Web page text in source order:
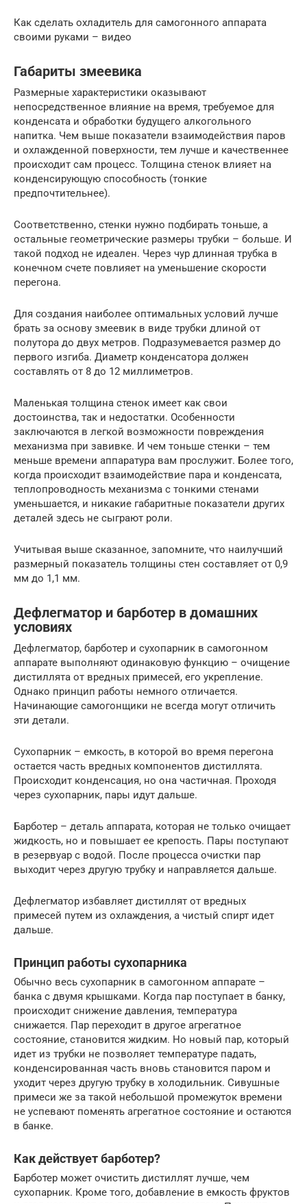
Как сделать охладитель для самогонного аппарата
своими руками – видео
Габариты змеевика
Размерные характеристики оказывают
непосредственное влияние на время, требуемое для
конденсата и обработки будущего алкогольного
напитка. Чем выше показатели взаимодействия паров
и охлажденной поверхности, тем лучше и качественнее
происходит сам процесс. Толщина стенок влияет на
конденсирующую способность (тонкие
предпочтительнее).
Соответственно, стенки нужно подбирать тоньше, а
остальные геометрические размеры трубки – больше. И
такой подход не идеален. Через чур длинная трубка в
конечном счете повлияет на уменьшение скорости
перегона.
Для создания наиболее оптимальных условий лучше
брать за основу змеевик в виде трубки длиной от
полутора до двух метров. Подразумевается размер до
первого изгиба. Диаметр конденсатора должен
составлять от 8 до 12 миллиметров.
Маленькая толщина стенок имеет как свои
достоинства, так и недостатки. Особенности
заключаются в легкой возможности повреждения
механизма при завивке. И чем тоньше стенки – тем
меньше времени аппаратура вам прослужит. Более того,
когда происходит взаимодействие пара и конденсата,
теплопроводность механизма с тонкими стенами
уменьшается, и никакие габаритные показатели других
деталей здесь не сыграют роли.
Учитывая выше сказанное, запомните, что наилучший
размерный показатель толщины стен составляет от 0,9
мм до 1,1 мм.
Дефлегматор и барботер в домашних
условиях
Дефлегматор, барботер и сухопарник в самогонном
аппарате выполняют одинаковую функцию – очищение
дистиллята от вредных примесей, его укрепление.
Однако принцип работы немного отличается.
Начинающие самогонщики не всегда могут отличить
эти детали.
Сухопарник – емкость, в которой во время перегона
остается часть вредных компонентов дистиллята.
Происходит конденсация, но она частичная. Проходя
через сухопарник, пары идут дальше.
Барботер – деталь аппарата, которая не только очищает
жидкость, но и повышает ее крепость. Пары поступают
в резервуар с водой. После процесса очистки пар
выходит через другую трубку и направляется дальше.
Дефлегматор избавляет дистиллят от вредных
примесей путем из охлаждения, а чистый спирт идет
дальше.
Принцип работы сухопарника
Обычно весь сухопарник в самогонном аппарате –
банка с двумя крышками. Когда пар поступает в банку,
происходит снижение давления, температура
снижается. Пар переходит в другое агрегатное
состояние, становится жидким. Но новый пар, который
идет из трубки не позволяет температуре падать,
конденсированная часть вновь становится паром и
уходит через другую трубку в холодильник. Сивушные
примеси же за такой небольшой промежуток времени
не успевают поменять агрегатное состояние и остаются
в банке.
Как действует барботер?
Барботер может очистить дистиллят лучше, чем
сухопарник. Кроме того, добавление в емкость фруктов